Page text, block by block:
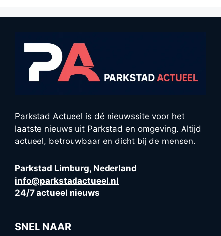
Parkstad Actueel is dé nieuwssite voor het
laatste nieuws uit Parkstad en omgeving. Altijd
actueel, betrouwbaar en dicht bij de mensen.
Parkstad Limburg, Nederland
info@parkstadactueel.nl
24/7 actueel nieuws
SNEL NAAR